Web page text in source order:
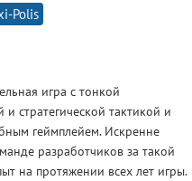
Polis
игра с тонкой
стратегической тактикой и
геймплейем. Искренне
разработчиков за такой
на протяжении всех лет игры.